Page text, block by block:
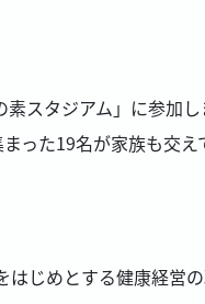
スタジアム」に参加
った19名が家族も交え
じめとする健康経営の